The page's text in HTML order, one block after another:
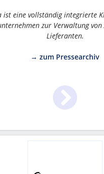
ist eine vollständig integrierte
zur Verwaltung von
Lieferanten.
→ zum Pressearchiv